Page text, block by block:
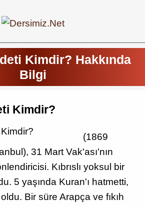
Kimdir? Hakkında
Bilgi
Kimdir?
(1869
31 Mart Vak'ası'nın
Kıbrıslı yoksul bir
5 yaşında Kuran'ı hatmetti,
Bir süre Arapça ve fıkıh